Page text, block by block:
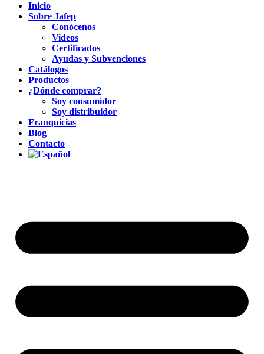
Inicio
Sobre Jafep
Conócenos
Videos
Certificados
Ayudas y Subvenciones
Catálogos
Productos
¿Dónde comprar?
Soy consumidor
Soy distribuidor
Franquicias
Blog
Contacto